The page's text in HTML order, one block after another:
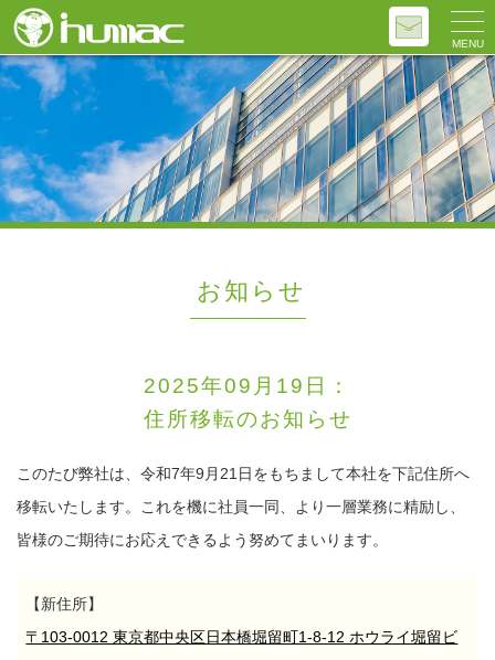
お知らせ
2025年09月19日：
住所移転のお知らせ
このたび弊社は、令和7年9月21日をもちまして本社を下記住所へ
移転いたします。
これを機に社員一同、より一層業務に精励し、
皆様のご期待にお応えできるよう努めてまいります。
【新住所】
〒103-0012 東京都中央区日本橋堀留町1-8-12 ホウライ堀留ビ
MENU